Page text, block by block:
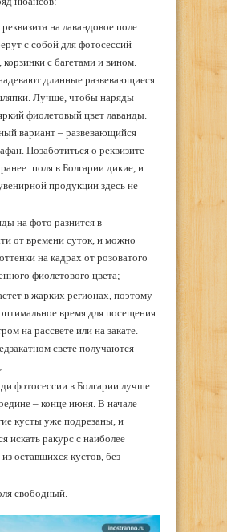
реквизита на лавандовое поле
с собой для фотосессий
корзинки с багетами и вином.
длинные развевающиеся
Лучше, чтобы наряды
фиолетовый цвет лаванды.
вариант – развевающийся
Позаботиться о реквизите
поля в Болгарии дикие, и
продукции здесь не
на фото разнится в
от времени суток, и можно
на кадрах от розоватого
фиолетового цвета;
в жарких регионах, поэтому
время для посещения
на рассвете или на закате.
свете получаются
фотосессии в Болгарии лучше
– конце июня. В начале
кусты уже подрезаны, и
искать ракурс с наиболее
оставшихся кустов, без
свободный.